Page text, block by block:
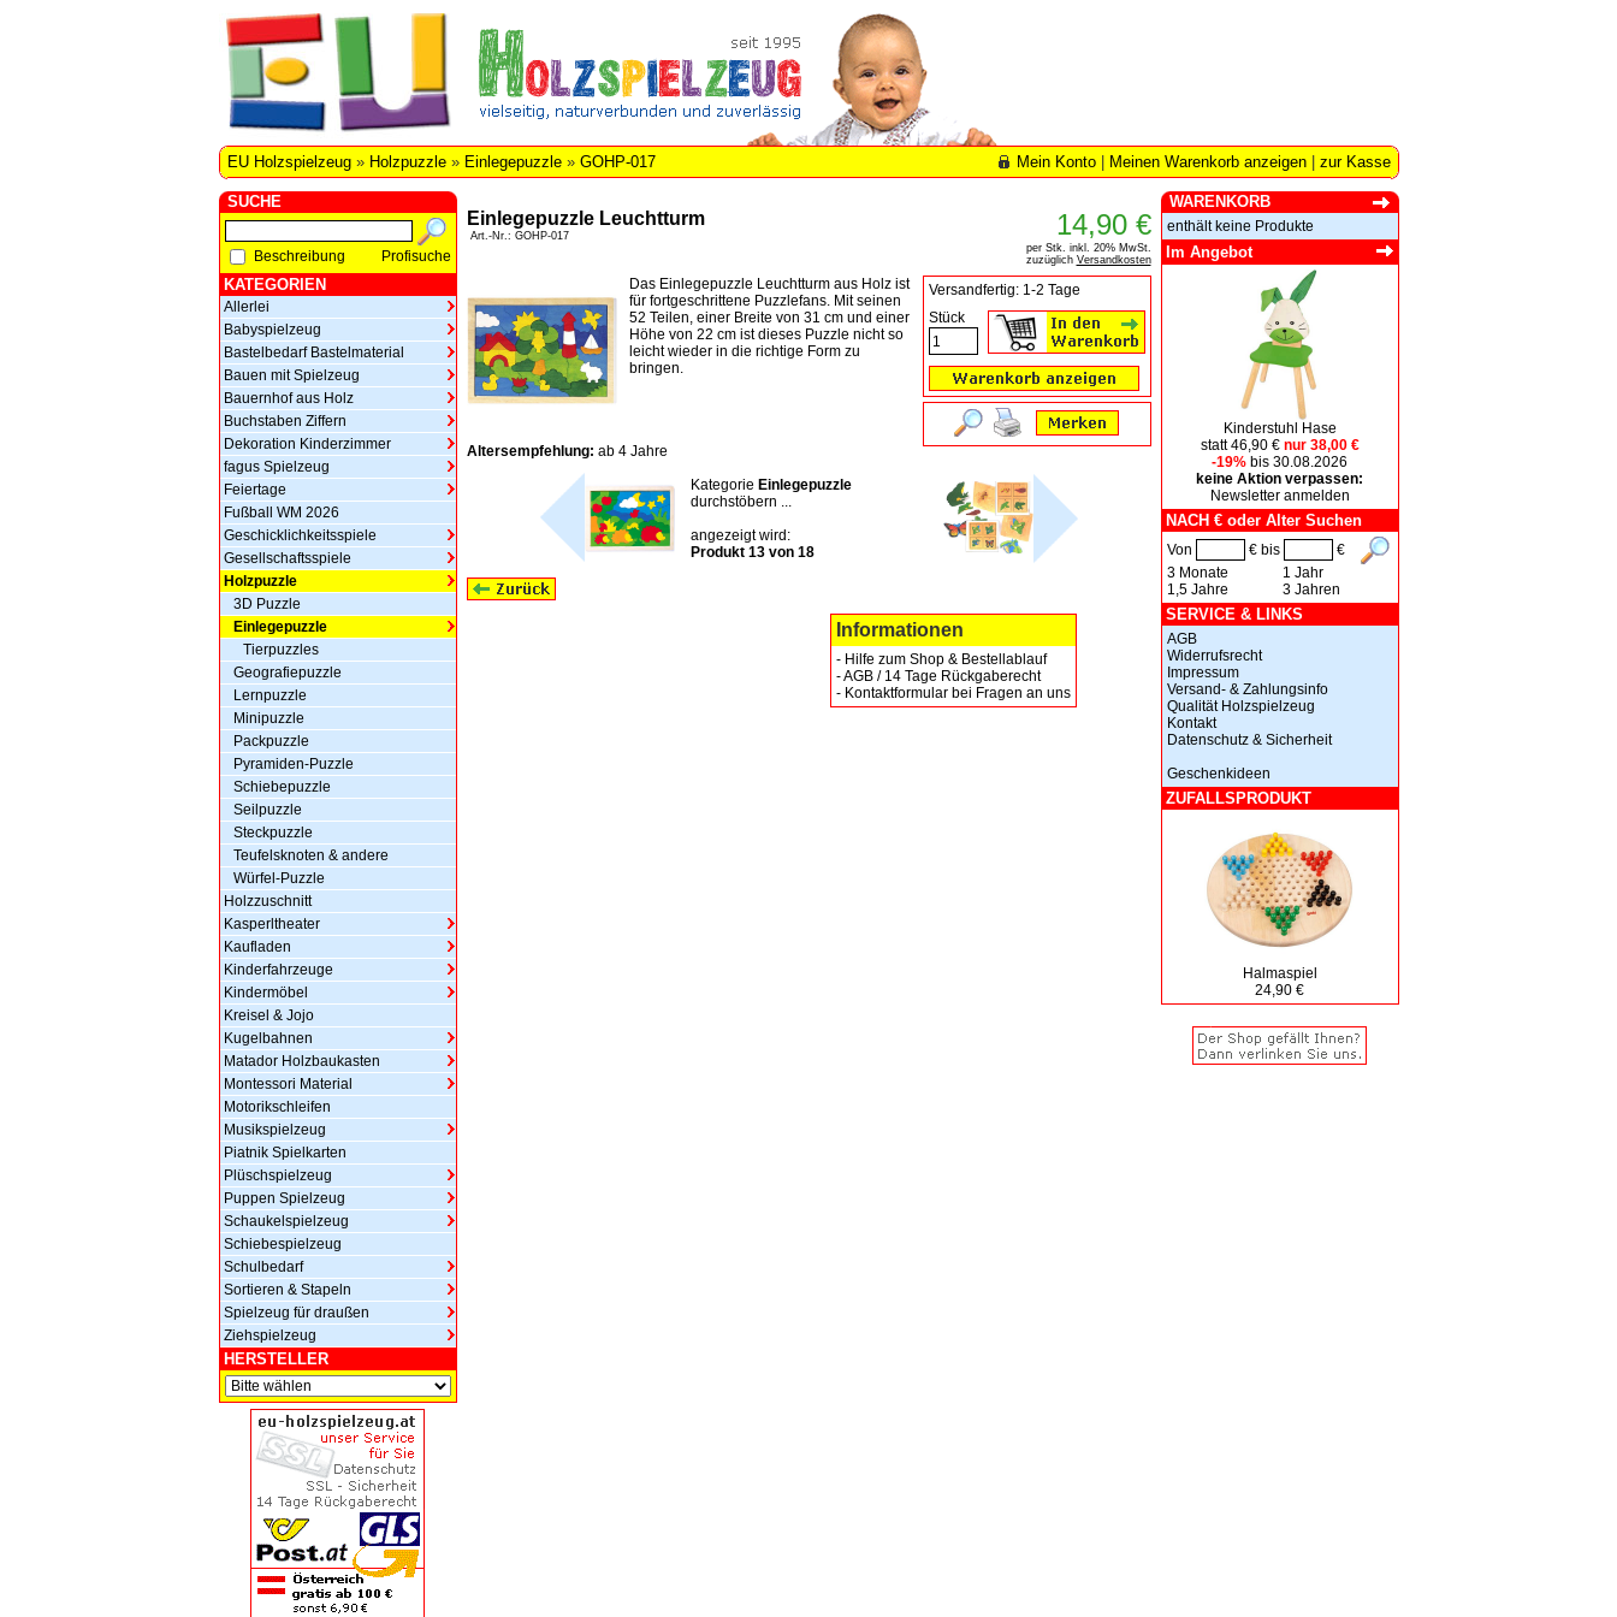
EU Holzspielzeug » Holzpuzzle» Einlegepuzzle» GOHP-017 Mein Konto| Meinen Warenkorb anzeigen| zur Kasse
SUCHE
Beschreibung Profisuche
KATEGORIEN
Allerlei
Babyspielzeug
Bastelbedarf Bastelmaterial
Bauen mit Spielzeug
Bauernhof aus Holz
Buchstaben Ziffern
Dekoration Kinderzimmer
fagus Spielzeug
Feiertage
Fußball WM 2026
Geschicklichkeitsspiele
Gesellschaftsspiele
Holzpuzzle
3D Puzzle
Einlegepuzzle
Tierpuzzles
Geografiepuzzle
Lernpuzzle
Minipuzzle
Packpuzzle
Pyramiden-Puzzle
Schiebepuzzle
Seilpuzzle
Steckpuzzle
Teufelsknoten & andere
Würfel-Puzzle
Holzzuschnitt
Kasperltheater
Kaufladen
Kinderfahrzeuge
Kindermöbel
Kreisel & Jojo
Kugelbahnen
Matador Holzbaukasten
Montessori Material
Motorikschleifen
Musikspielzeug
Piatnik Spielkarten
Plüschspielzeug
Puppen Spielzeug
Schaukelspielzeug
Schiebespielzeug
Schulbedarf
Sortieren & Stapeln
Spielzeug für draußen
Ziehspielzeug
HERSTELLER
Einlegepuzzle Leuchtturm
Art.-Nr.: GOHP-017 14,90 €
per Stk. inkl. 20% MwSt.
zuzüglich Versandkosten
Das Einlegepuzzle Leuchtturm aus Holz ist
für fortgeschrittene Puzzlefans. Mit seinen
52 Teilen, einer Breite von 31 cm und einer
Höhe von 22 cm ist dieses Puzzle nicht so
leicht wieder in die richtige Form zu
bringen.
Altersempfehlung: ab 4 Jahre
Versandfertig: 1-2 Tage
Stück
Kategorie Einlegepuzzle
durchstöbern ...
angezeigt wird:
Produkt 13 von 18
Informationen
- Hilfe zum Shop & Bestellablauf
-AGB / 14 Tage Rückgaberecht
- Kontaktformular bei Fragen an uns
WARENKORB
enthält keine Produkte
Im Angebot
Kinderstuhl Hase
statt 46,90 €nur 38,00 €
-19% bis 30.08.2026
keine Aktion verpassen:
Newsletter anmelden
NACH € oder Alter Suchen
Von € bis
€
3 Monate
1,5 Jahre
1 Jahr
3 Jahren
SERVICE & LINKS
AGB
Widerrufsrecht
Impressum
Versand- & Zahlungsinfo
Qualität Holzspielzeug
Kontakt
Datenschutz & Sicherheit
Geschenkideen
ZUFALLSPRODUKT
Halmaspiel
24,90 €